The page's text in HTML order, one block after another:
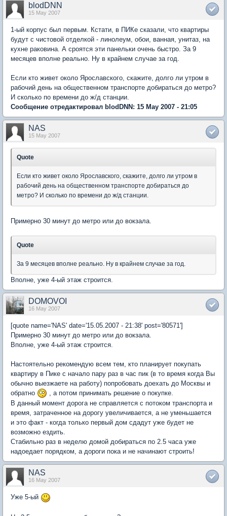
blodDNN
15 May 2007
1-ый корпус был первым. Кстати, в ПИКе сказали, что квартиры
будут с чистовой отделкой - линолеум, обои, ванная, унитаз, на
кухне раковина. А сроятся эти панельки очень быстро. За 9
месяцев вполне реально. Ну в крайнем случае за год.
Если кто живет около Ярославского, скажите, долго ли утром в
рабочий день на общественном транспорте добираться до метро?
И сколько по времени до ж/д станции.
Сообщение отредактировал blodDNN: 15 May 2007 - 21:05
NAS
15 May 2007
Quote
Если кто живет около Ярославского, скажите, долго ли утром в
рабочий день на общественном транспорте добираться до
метро? И сколько по времени до ж/д станции.
Примерно 30 минут до метро или до вокзала.
Quote
За 9 месяцев вполне реально. Ну в крайнем случае за год.
Вполне, уже 4-ый этаж строится.
DOMOVOI
16 May 2007
[quote name='NAS' date='15.05.2007 - 21:38' post='80571']
Примерно 30 минут до метро или до вокзала.
Вполне, уже 4-ый этаж строится.
Настоятельно рекомендую всем тем, кто планирует покупать
квартиру в Пике с начало пару раз в час пик (в то время когда Вы
обычно выезжаете на работу) попробовать доехать до Москвы и
обратно
, а потом принимать решение о покупке.
В данный момент дорога не справляется с потоком транспорта и
время, затраченное на дорогу увеличивается, а не уменьшается
и это факт - когда только первый дом сдадут уже будет не
возможно ездить.
Стабильно раз в неделю домой добираться по 2.5 часа уже
надоедает порядком, а дороги пока и не начинают строить!
NAS
16 May 2007
Уже 5-ый